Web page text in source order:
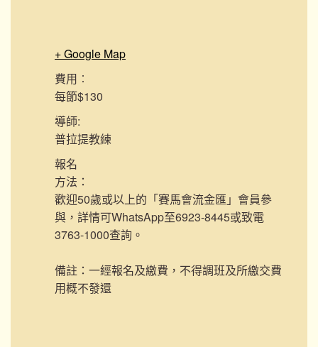
+ Google Map
費用︰
每節$130
導師:
普拉提教練
報名
方法：
歡迎50歲或以上的「賽馬會流金匯」會員參
與，詳情可WhatsApp至6923-8445或致電
3763-1000查詢。
備註：一經報名及繳費，不得調班及所繳交費
用概不發還